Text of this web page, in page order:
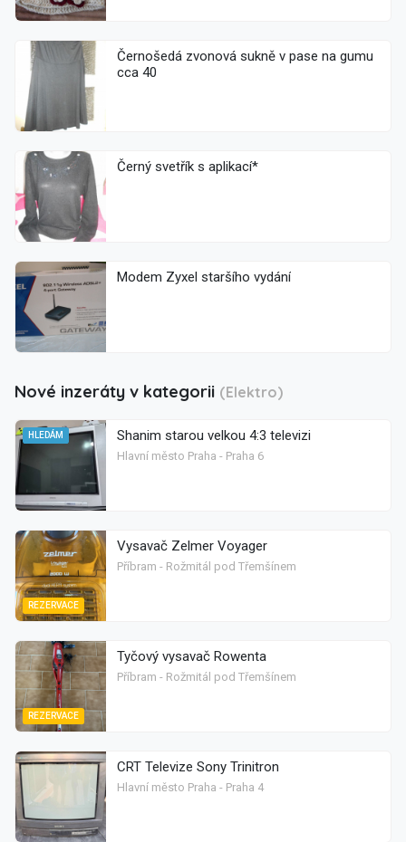
Černošedá zvonová sukně v pase na gumu
cca 40
Černý svetřík s aplikací*
Modem Zyxel staršího vydání
Nové inzeráty v kategorii (Elektro)
HLEDÁM Shanim starou velkou 4:3 televizi
Hlavní město Praha - Praha 6
REZERVACE
Vysavač Zelmer Voyager
Příbram - Rožmitál pod Třemšínem
REZERVACE
Tyčový vysavač Rowenta
Příbram - Rožmitál pod Třemšínem
CRT Televize Sony Trinitron
Hlavní město Praha - Praha 4